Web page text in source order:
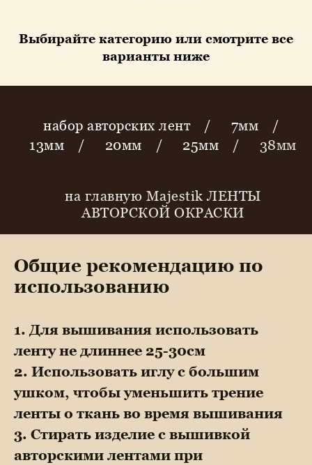
Выбирайте категорию или смотрите все
варианты ниже
набор авторских лент / 7мм
/
13мм
/ 20мм / 25мм / 38мм
на главную Majestik ЛЕНТЫ
АВТОРСКОЙ ОКРАСКИ
Общие рекомендацию по
использованию
1. Для вышивания использовать
ленту не длиннее 25-30см
2. Использовать иглу с большим
ушком, чтобы уменьшить трение
ленты о ткань во время вышивания
3. Стирать изделие с вышивкой
авторскими лентами при